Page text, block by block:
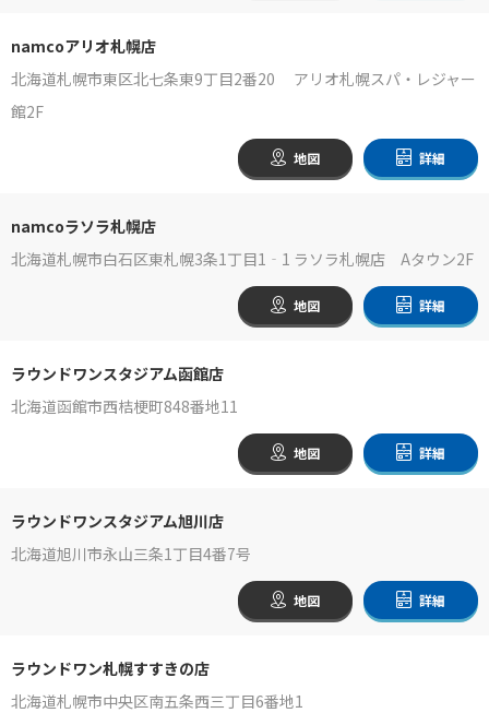
namcoアリオ札幌店
北海道札幌市東区北七条東9丁目2番20 アリオ札幌スパ・レジャー
館2F
地図 詳細
namcoラソラ札幌店
北海道札幌市白石区東札幌3条1丁目1‐1 ラソラ札幌店 Aタウン2F
地図 詳細
ラウンドワンスタジアム函館店
北海道函館市西桔梗町848番地11
地図 詳細
ラウンドワンスタジアム旭川店
北海道旭川市永山三条1丁目4番7号
地図 詳細
ラウンドワン札幌すすきの店
北海道札幌市中央区南五条西三丁目6番地1